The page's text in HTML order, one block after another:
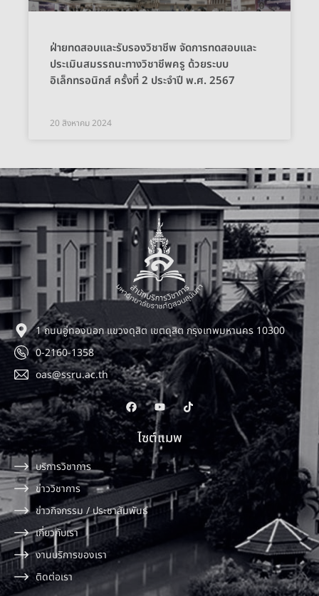
ฝ่ายทดสอบและรับรองวิชาชีพ จัดการทดสอบและ
ประเมินสมรรถนะทางวิชาชีพครู ด้วยระบบ
อิเล็กทรอนิกส์ ครั้งที่ 2 ประจำปี พ.ศ. 2567
20 สิงหาคม 2024
1 ถนนอู่ทองนอก แขวงดุสิต เขตดุสิต กรุงเทพมหานคร 10300
0-2160-1358
oas@ssru.ac.th
ไซต์แมพ
บริการวิชาการ
ข่าววิชาการ
ข่าวกิจกรรม / ประชาสัมพันธ์
เกี่ยวกับเรา
งานบริการของเรา
ติดต่อเรา